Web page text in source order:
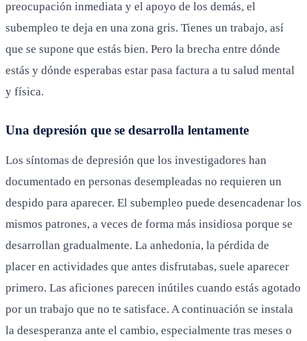
preocupación inmediata y el apoyo de los demás, el
subempleo te deja en una zona gris. Tienes un trabajo, así
que se supone que estás bien. Pero la brecha entre dónde
estás y dónde esperabas estar pasa factura a tu salud mental
y física.
Una depresión que se desarrolla lentamente
Los síntomas de depresión que los investigadores han
documentado en personas desempleadas no requieren un
despido para aparecer. El subempleo puede desencadenar los
mismos patrones, a veces de forma más insidiosa porque se
desarrollan gradualmente. La anhedonia, la pérdida de
placer en actividades que antes disfrutabas, suele aparecer
primero. Las aficiones parecen inútiles cuando estás agotado
por un trabajo que no te satisface. A continuación se instala
la desesperanza ante el cambio, especialmente tras meses o